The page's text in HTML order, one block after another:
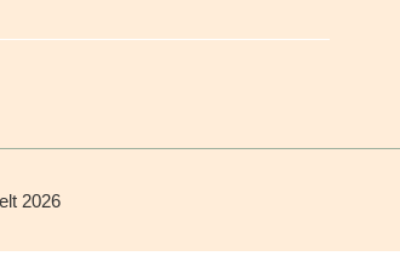
2026